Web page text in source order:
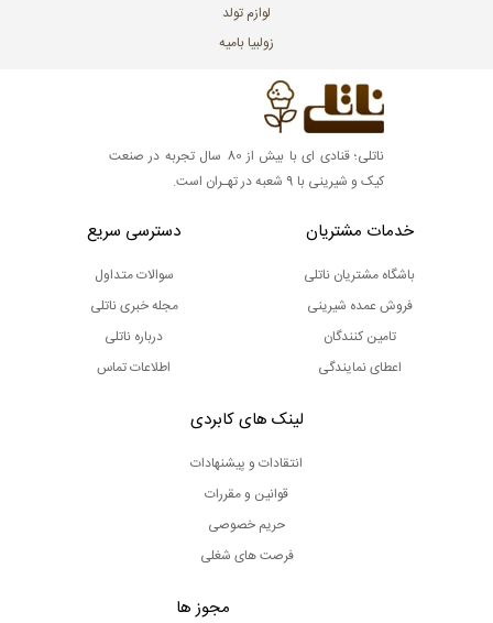
لوازم تولد
زولبیا بامیه
ناتلی؛ قنادی ای با بیش از 80 سال تجربه در صنعت
کیک و شیرینی با 9 شعبه در تهـران است.
خدمات مشتریان
باشگاه مشتریان ناتلی
فروش عمده شیرینی
تامین کنندگان
اعطای نمایندگی
دسترسی سریع
سوالات متداول
مجله خبری ناتلی
درباره ناتلی
اطلاعات تماس
لینک های کابردی
انتقادات و پیشنهادات
قوانین و مقررات
حریم خصوصی
فرصت های شغلی
مجوز ها